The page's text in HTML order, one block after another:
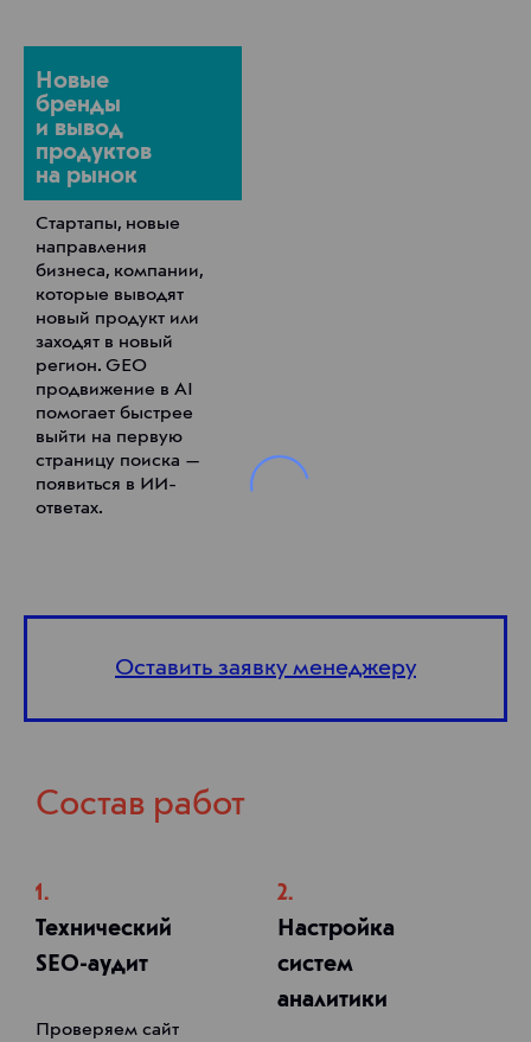
Новые
бренды
и вывод
продуктов
на рынок
Стартапы, новые
направления
бизнеса, компании,
которые выводят
новый продукт или
заходят в новый
регион. GEO
продвижение в AI
помогает быстрее
выйти на первую
страницу поиска —
появиться в ИИ-
ответах.
Оставить заявку менеджеру
Состав работ
1.
Технический
SEO-аудит
Проверяем сайт
2.
Настройка
систем
аналитики